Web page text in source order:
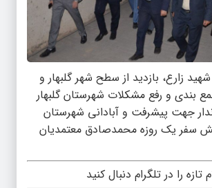
شهید زارع، بازدید از سطح شهر گلبهار و
بندی و رفع مشکلات شهرستان گلبهار
زماندار جهت پیشرفت و آبادانی شهرستان
سفر یک روزه محمدصادق معتمدیان
تازه را در تلگرام دنبال کنید